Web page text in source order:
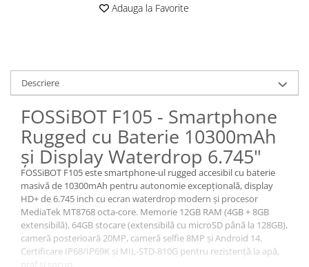
Accesorii Consumabile
Coșuri de gunoi
INGRIJIRE PERSONALA
Uscătoare de Păr
Plăci de Îndreptat Părul
SPA
CASA, GRADINA SI BRICOLAJ
Sigurante inteligente
Camere de supraveghere
Climatizare
Adauga la Favorite
Descriere
FOSSiBOT F105 - Smartphone
Rugged cu Baterie 10300mAh
și Display Waterdrop 6.745"
FOSSiBOT F105 este smartphone-ul rugged accesibil cu baterie
masivă de 10300mAh pentru autonomie excepțională, display
HD+ de 6.745 inch cu ecran waterdrop modern și procesor
MediaTek MT8768 octa-core. Memorie 12GB RAM (4GB + 8GB
extensibilă), 64GB stocare (extensibilă cu microSD până la 128GB),
cameră posterioară 20MP, cameră selfie 8MP și Android 14.
Certificare IP68/IP69K și MIL-STD-810G pentru rezistență la apă,
praf și șocuri.